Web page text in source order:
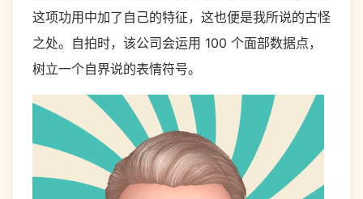
这项功用中加了自己的特征，这也便是我所说的古怪
之处。自拍时，该公司会运用 100 个面部数据点，
树立一个自界说的表情符号。